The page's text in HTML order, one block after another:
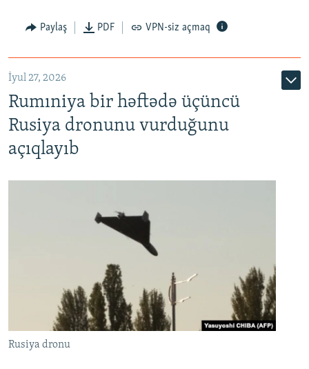
Paylaş PDF VPN-siz açmaq
İyul 27, 2026
Rumıniya bir həftədə üçüncü
Rusiya dronunu vurduğunu
açıqlayıb
Rusiya dronu